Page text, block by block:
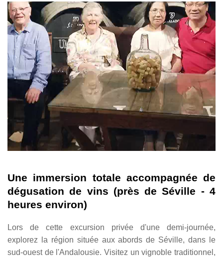
Une immersion totale accompagnée de
dégusation de vins (près de Séville - 4
heures environ)
Lors de cette excursion privée d'une demi-journée,
explorez la région située aux abords de Séville, dans le
sud-ouest de l'Andalousie. Visitez un vignoble traditionnel,